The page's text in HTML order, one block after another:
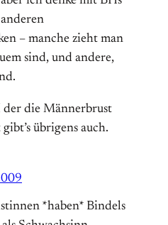
– manche zieht man
sind, und andere,
der die Männerbrust
übrigens auch.
*haben* Bindels